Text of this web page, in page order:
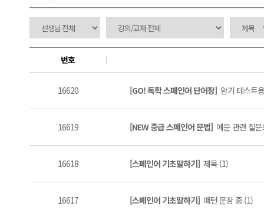
번호
16620 [GO! 독학 스페인어 단어장] 암기 테스트
16619 [NEW 중급 스페인어 문법] 예문 관련 질
16618 [스페인어 기초말하기] 제목 (1)
16617 [스페인어 기초말하기] 패턴 문장 중 (1)